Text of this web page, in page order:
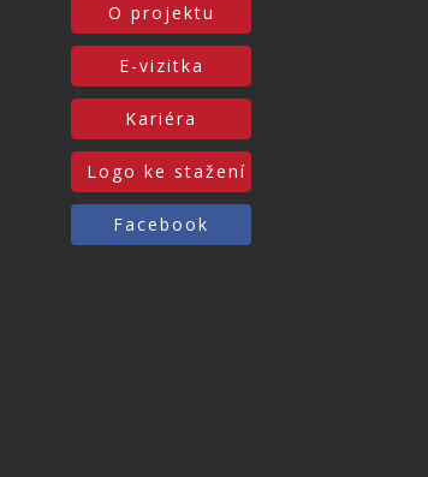
O projektu
E-vizitka
Kariéra
Logo ke stažení
Facebook